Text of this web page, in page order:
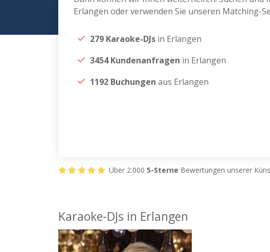
Erlangen oder verwenden Sie unseren Matching-
279 Karaoke-DJs in Erlangen
3454 Kundenanfragen in Erlangen
1192 Buchungen aus Erlangen
Über 2.000 5-Sterne Bewertungen unserer
Karaoke-DJs in Erlangen